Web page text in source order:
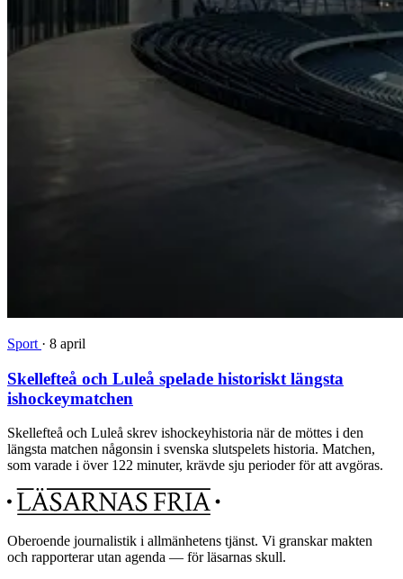
Sport · 8 april
Skellefteå och Luleå spelade historiskt längsta
ishockeymatchen
Skellefteå och Luleå skrev ishockeyhistoria när de möttes i den
längsta matchen någonsin i svenska slutspelets historia. Matchen,
som varade i över 122 minuter, krävde sju perioder för att avgöras.
Oberoende journalistik i allmänhetens tjänst. Vi granskar makten
och rapporterar utan agenda — för läsarnas skull.